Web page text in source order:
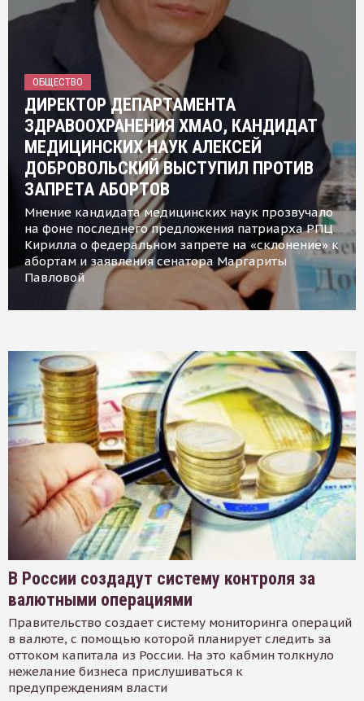
ОБЩЕСТВО
ДИРЕКТОР ДЕПАРТАМЕНТА
ЗДРАВООХРАНЕНИЯ ХМАО, КАНДИДАТ
МЕДИЦИНСКИХ НАУК АЛЕКСЕЙ
ДОБРОВОЛЬСКИЙ ВЫСТУПИЛ ПРОТИВ
ЗАПРЕТА АБОРТОВ
Мнение кандидата медицинских наук прозвучало
на фоне последнего предложения патриарха РПЦ
Кирилла о федеральном запрете на «склонение» к
абортам и заявления сенатора Маргариты
Павловой
В России создадут систему контроля за
валютными операциями
Правительство создает систему мониторинга операций
в валюте, с помощью которой планирует следить за
оттоком капитала из России. На это кабмин толкнуло
нежелание бизнеса прислушиваться к
предупреждениям власти